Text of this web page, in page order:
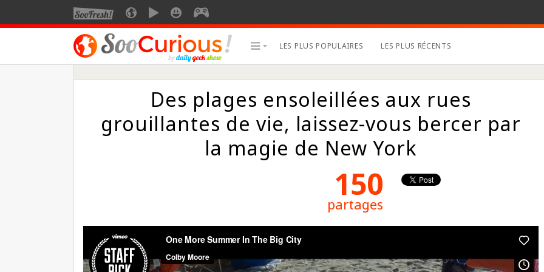
LES PLUS POPULAIRES LES PLUS RÉCENTS
Des plages ensoleillées aux rues
grouillantes de vie, laissez-vous bercer par
la magie de New York
150
partages